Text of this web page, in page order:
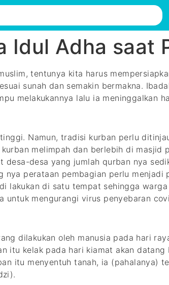
Idul Adha saat
tentunya kita harus
sunah dan semakin bermakna.
melakukannya lalu ia meninggalkan
Namun, tradisi kurban perlu
melimpah dan berlebih di masjid
desa yang jumlah qurban nya
perataan pembagian perlu menjadi
di satu tempat sehingga
untuk mengurangi virus penyebaran
dilakukan oleh manusia pada hari
itu kelak pada hari kiamat akan
itu menyentuh tanah, ia (pahalanya)